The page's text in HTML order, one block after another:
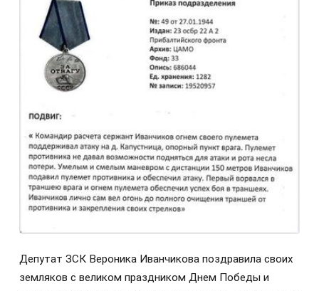
Депутат ЗСК Вероника Иванчикова поздравила своих
земляков с великом праздником Днем Победы и